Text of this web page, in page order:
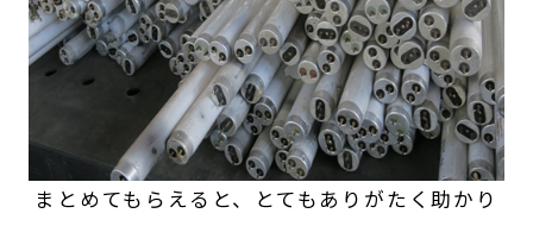
まとめてもらえると、とてもありがたく助かり